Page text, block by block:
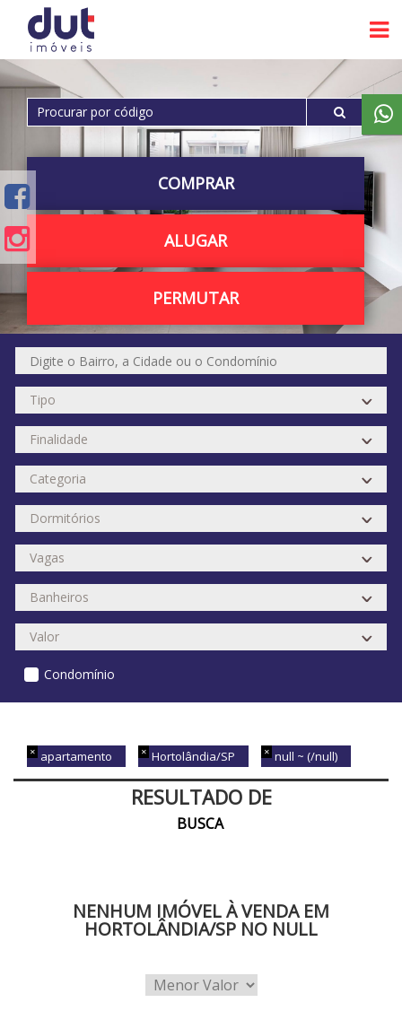
COMPRAR
ALUGAR
PERMUTAR
Condomínio
apartamento Hortolândia/SP null ~ (/null)
RESULTADO DE
BUSCA
NENHUM IMÓVEL À VENDA EM
HORTOLÂNDIA/SP NO NULL